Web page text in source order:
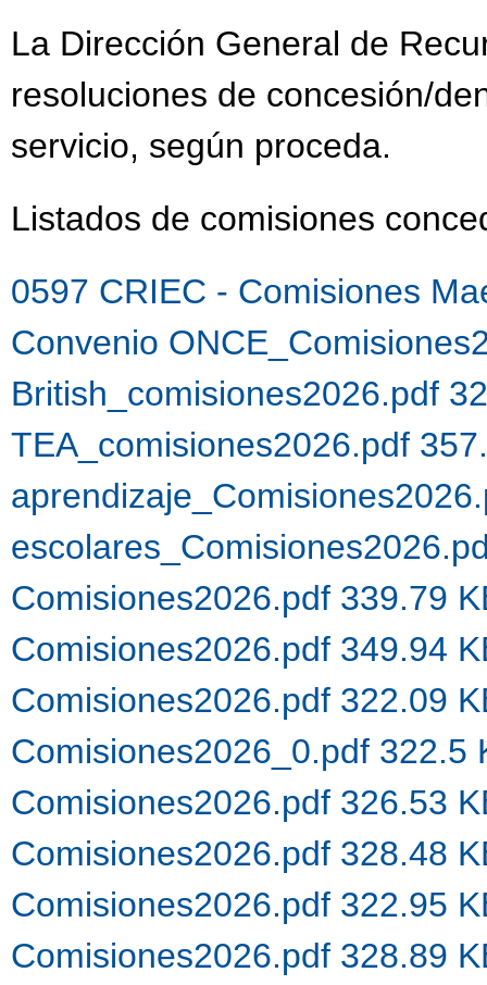
La Dirección General de
resoluciones de concesión/
servicio, según proceda.
Listados de comisiones
0597 CRIEC - Comisiones
Convenio
British_comisiones2026.pdf
TEA_comisiones2026.pdf
Comisiones2026.pdf 339.79
Comisiones2026.pdf 349.94
Comisiones2026.pdf 322.09
Comisiones2026_0.pdf 322.5
Comisiones2026.pdf 326.53
Comisiones2026.pdf 328.48
Comisiones2026.pdf 322.95
Comisiones2026.pdf 328.89